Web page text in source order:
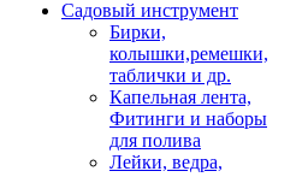
Садовый инструмент
Бирки,
колышки,ремешки,
таблички и др.
Капельная лента,
Фитинги и наборы
для полива
Лейки, ведра,